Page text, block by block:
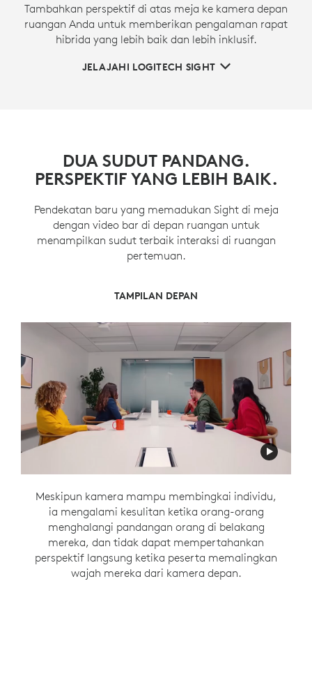
Tambahkan perspektif di atas meja ke kamera depan
ruangan Anda untuk memberikan pengalaman rapat
hibrida yang lebih baik dan lebih inklusif.
JELAJAHI LOGITECH SIGHT
TAMPILAN DEPAN
Meskipun kamera mampu membingkai individu,
ia mengalami kesulitan ketika orang-orang
menghalangi pandangan orang di belakang
mereka, dan tidak dapat mempertahankan
perspektif langsung ketika peserta memalingkan
wajah mereka dari kamera depan.
PANDANGAN TENGAH
Meskipun kamera dapat menangkap peserta di
ruangan yang saling berbicara di sekitar meja, ia
tidak dapat mempertahankan perspektif
langsung ketika peserta memalingkan wajah
mereka kembali ke depan ruangan.
PANDANGAN DEPAN DAN TENGAH
Dengan Rally Bar di depan ruangan, dan Sight
di tengah meja, Anda mempertahankan
pandangan konsisten yang menghadap ke
depan dari interaksi langsung saat
percakapan mengalir, denganRightSight 2
Smart Switching.
DUA SUDUT PANDANG.
PERSPEKTIF YANG LEBIH BAIK.
Pendekatan baru yang memadukan Sight di meja
dengan video bar di depan ruangan untuk
menampilkan sudut terbaik interaksi di ruangan
pertemuan.